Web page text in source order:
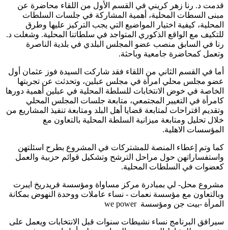
قدمت د. رنا زهر كريني في القسم الأول من اللقاء محاضرة عن
مبنى السطات المحلية، أهمية المشاركة في جلسات السلطات
المحلية، كيفية اختيار المواضيع التي يجب التركيز عليها وطرق
للتكيف مع الواقع الذكوري المتواجد في سلطاتنا المحلية. وشغلت د.
رنا في السابق منصب عضو المجلس البلدي في بلدية الناصرة
وتعمل كمحاضرة جامعية وباحثة.
أما في القسم الثاني من اللقاء فقد شاركت السيدة فوز عثمان أول
عضو مجلس محلي امرأة في مجلس عبلين، وتحدثت عن تجربتها
الخاصة في خوض الانتخابات للسلطة المحلية في عبلين أهمية دورها
كامرأة في التغيير المجتمعي، متابعة جلسات المجلس المحلي
وتقديم اقتراحات لمتابعة قضايا أهل البلد ومتابعة تنفيذ المشاريع من
خلال تحليل ومتابعة ميزانية السلطة المحلية بالتعاون مع
المؤسسات الاهلية.
كما وتم إعطاء المنصة للمشتركات في المشروع بطرح اسئلتهن
واستفساراتهن حول مراحل الترشح وتشكيل قوائم حزبية والعمل
كعضوات في السلطات المحلية.
مشروع محل- لي بمبادرة مركز مساواة ومؤسسة فريدريخ ايبرت
وبالتعاون مع مؤسسة نعمات - نساء عاملات ووحدة النهوض بمكانة
المرأة -بيت جن ومؤسسة we power
سيرافق البرنامج نساء نشيطات سنوات قبل الانتخابات ويعمل على